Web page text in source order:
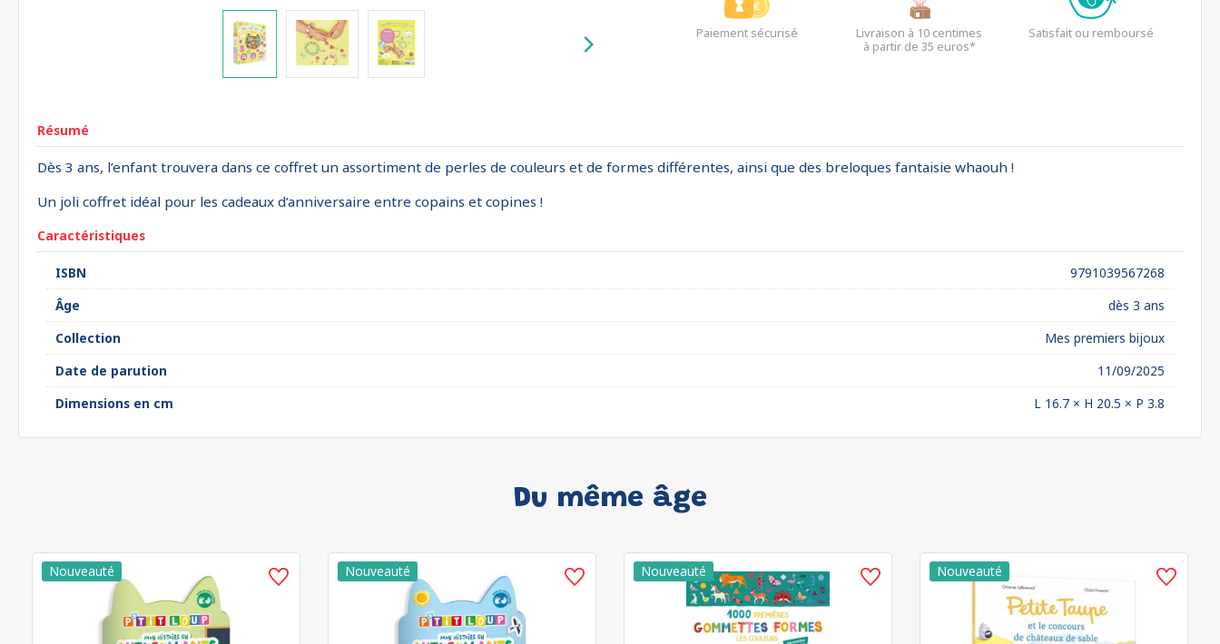
Paiement sécurisé
Livraison à 10 centimes
à partir de 35 euros*
Satisfait ou remboursé
Résumé
Dès 3 ans, l’enfant trouvera dans ce coffret un assortiment de perles de couleurs et de formes différentes, ainsi que des breloques fantaisie whaouh !
Un joli coffret idéal pour les cadeaux d’anniversaire entre copains et copines !
Caractéristiques
ISBN
9791039567268
Âge
dès 3 ans
Collection
Mes premiers bijoux
Date de parution
11/09/2025
Dimensions en cm
L 16.7 × H 20.5 × P 3.8
Du même âge